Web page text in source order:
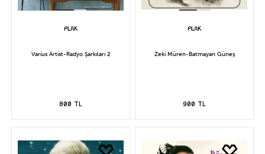
Varius Artist-Radyo Şarkıları 2
800 TL
Zeki Müren-Batmayan Güneş
900 TL